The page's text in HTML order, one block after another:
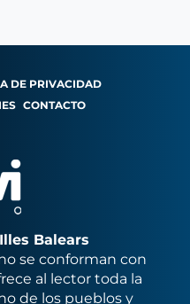
DE PRIVACIDAD
CONTACTO
Balears
se conforman con
al lector toda la
de los pueblos y